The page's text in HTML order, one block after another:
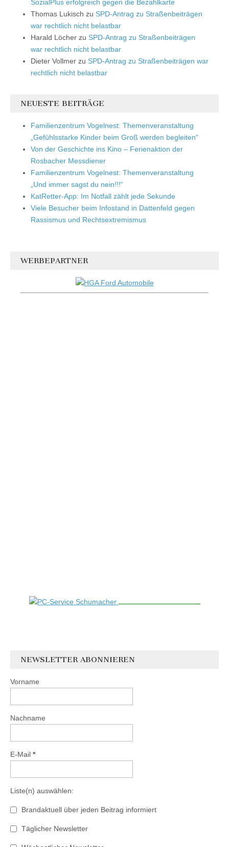
SozialPlus erfolgreich gegen die Bezahlkarte
Thomas Lukisch zu SPD-Antrag zu Straßenbeiträgen
war rechtlich nicht belastbar
Harald Löcher zu SPD-Antrag zu Straßenbeiträgen
war rechtlich nicht belastbar
Dieter Vollmer zu SPD-Antrag zu Straßenbeiträgen war
rechtlich nicht belastbar
NEUESTE BEITRÄGE
Familienzentrum Vogelnest: Themenveranstaltung
„Gefühlsstarke Kinder beim Groß werden begleiten“
Von der Geschichte ins Kino – Ferienaktion der
Rosbacher Messdiener
Familienzentrum Vogelnest: Themenveranstaltung
„Und immer sagst du nein!!!“
KatRetter-App: Im Notfall zählt jede Sekunde
Viele Besucher beim Infostand in Dattenfeld gegen
Rassismus und Rechtsextremismus
WERBEPARTNER
NEWSLETTER ABONNIEREN
Vorname
Nachname
E-Mail *
Liste(n) auswählen:
Brandaktuell über jeden Beitrag informiert
Täglicher Newsletter